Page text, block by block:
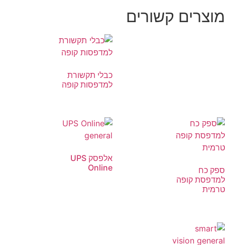
מוצרים קשורים
כבלי תקשורת
למדפסות קופה
ספק כח
למדפסת קופה
טרמית
אלפסק UPS
Online